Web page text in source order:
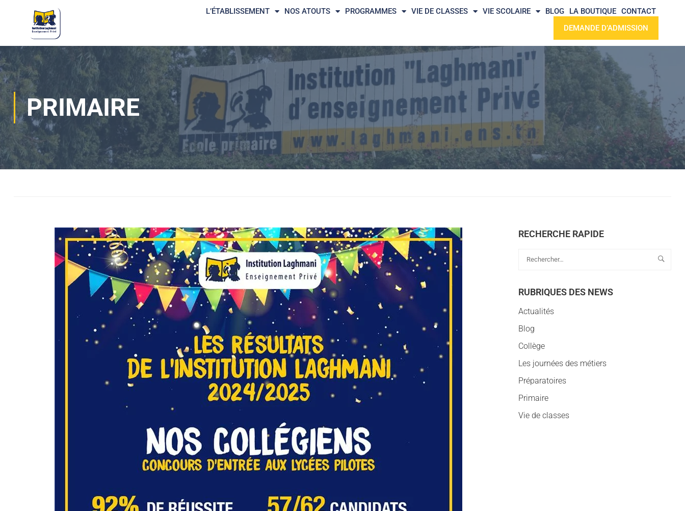
L’ÉTABLISSEMENT NOS ATOUTS PROGRAMMES VIE DE CLASSES VIE SCOLAIRE BLOG LA BOUTIQUE CONTACT
DEMANDE D’ADMISSION
PRIMAIRE
RECHERCHE RAPIDE
RUBRIQUES DES NEWS
Actualités
Blog
Collège
Les journées des métiers
Préparatoires
Primaire
Vie de classes